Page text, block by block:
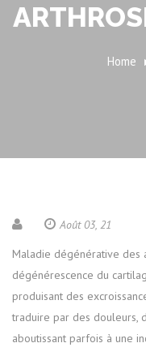
Home
Août 03, 21
Maladie dégénérative des
dégénérescence du
produisant des
traduire par des douleurs,
aboutissant parfois à une